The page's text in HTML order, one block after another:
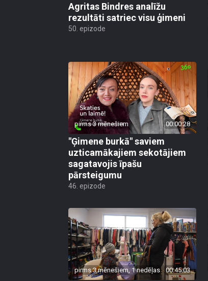
Agritas Bindres analīžu
rezultāti satriec visu ģimeni
50. epizode
pirms 3 mēnešiem 00:00:28
"Ģimene burkā" saviem
uzticamākajiem sekotājiem
sagatavojis īpašu
pārsteigumu
46. epizode
pirms 3 mēnešiem, 1 nedēļas 00:45:03